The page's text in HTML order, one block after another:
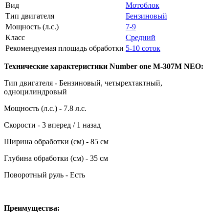
Вид
Мотоблок
Тип двигателя
Бензиновый
Мощность (л.с.)
7-9
Класс
Средний
Рекомендуемая площадь обработки 5-10 соток
Технические характеристики Number one М-307M NEO:
Тип двигателя - Бензиновый, четырехтактный,
одноцилиндровый
Мощность (л.с.) - 7.8 л.с.
Скорости - 3 вперед / 1 назад
Ширина обработки (см) - 85 см
Глубина обработки (см) - 35 см
Поворотный руль - Есть
Преимущества: